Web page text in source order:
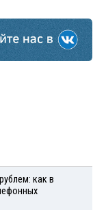
как в